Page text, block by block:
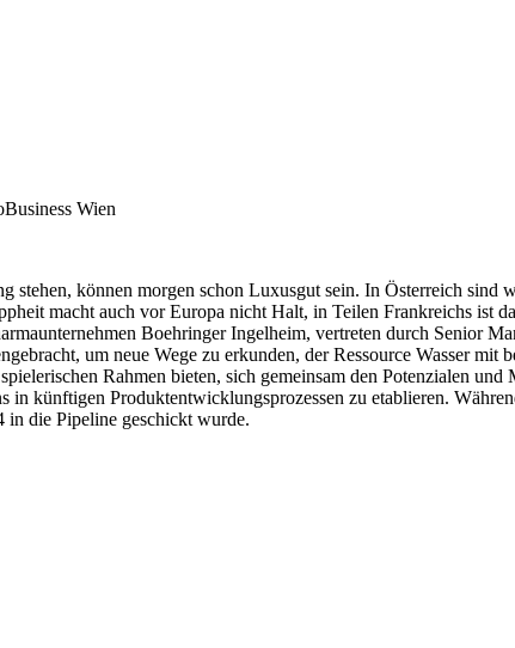
Wien
stehen, können morgen schon Luxusgut sein. In Österreich sind
macht auch vor Europa nicht Halt, in Teilen Frankreichs ist
Boehringer Ingelheim, vertreten durch Senior
um neue Wege zu erkunden, der Ressource Wasser
Rahmen bieten, sich gemeinsam den Potenzialen
in künftigen Produktentwicklungsprozessen zu etablieren.
in die Pipeline geschickt wurde.